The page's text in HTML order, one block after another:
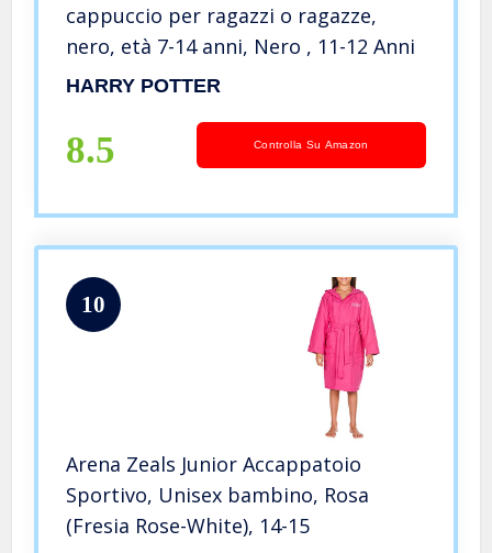
cappuccio per ragazzi o ragazze,
nero, età 7-14 anni, Nero , 11-12 Anni
HARRY POTTER
8.5 Controlla Su Amazon
10
Arena Zeals Junior Accappatoio
Sportivo, Unisex bambino, Rosa
(Fresia Rose-White), 14-15